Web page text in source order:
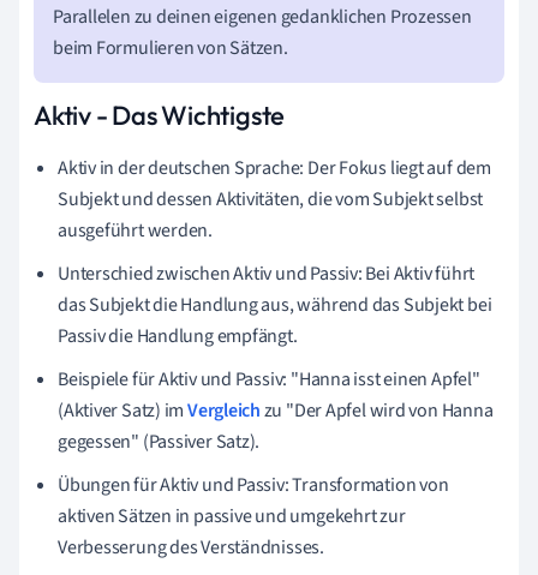
Parallelen zu deinen eigenen gedanklichen Prozessen
beim Formulieren von Sätzen.
Aktiv - Das Wichtigste
Aktiv in der deutschen Sprache: Der Fokus liegt auf dem
Subjekt und dessen Aktivitäten, die vom Subjekt selbst
ausgeführt werden.
Unterschied zwischen Aktiv und Passiv: Bei Aktiv führt
das Subjekt die Handlung aus, während das Subjekt bei
Passiv die Handlung empfängt.
Beispiele für Aktiv und Passiv: "Hanna isst einen Apfel"
(Aktiver Satz) imVergleichzu "Der Apfel wird von Hanna
gegessen" (Passiver Satz).
Übungen für Aktiv und Passiv: Transformation von
aktiven Sätzen in passive und umgekehrt zur
Verbesserung des Verständnisses.